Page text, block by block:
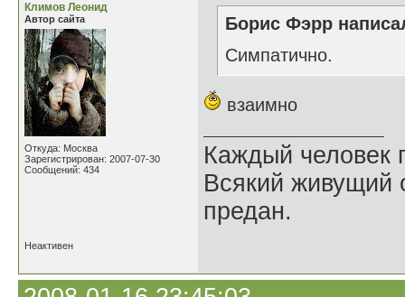
Климов Леонид
Автор сайта
Откуда: Москва
Зарегистрирован: 2007-07-30
Сообщений: 434
Борис Фэрр
Cимпатично.
взаимно
Каждый человек
Всякий живущий
предан.
Неактивен